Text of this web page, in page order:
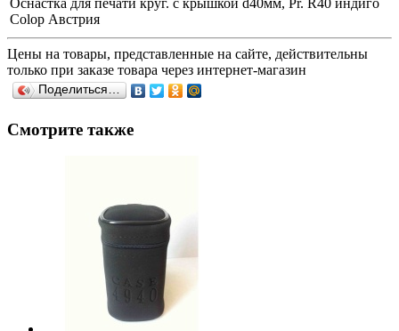
Colop Австрия
Цены на товары, представленные на сайте, действительны
только при заказе товара через интернет-магазин
Поделиться…
Смотрите также